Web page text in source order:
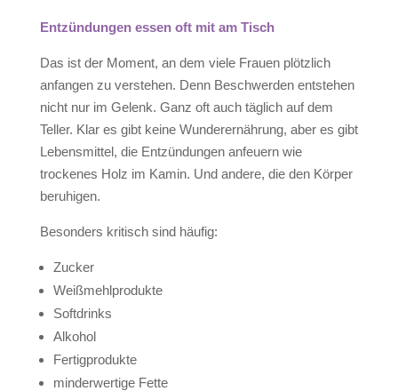
Entzündungen essen oft mit am Tisch
Das ist der Moment, an dem viele Frauen plötzlich
anfangen zu verstehen. Denn Beschwerden entstehen
nicht nur im Gelenk. Ganz oft auch täglich auf dem
Teller. Klar es gibt keine Wunderernährung, aber es gibt
Lebensmittel, die Entzündungen anfeuern wie
trockenes Holz im Kamin. Und andere, die den Körper
beruhigen.
Besonders kritisch sind häufig:
Zucker
Weißmehlprodukte
Softdrinks
Alkohol
Fertigprodukte
minderwertige Fette